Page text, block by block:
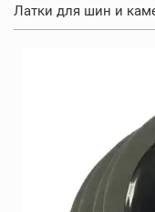
Латки для шин и